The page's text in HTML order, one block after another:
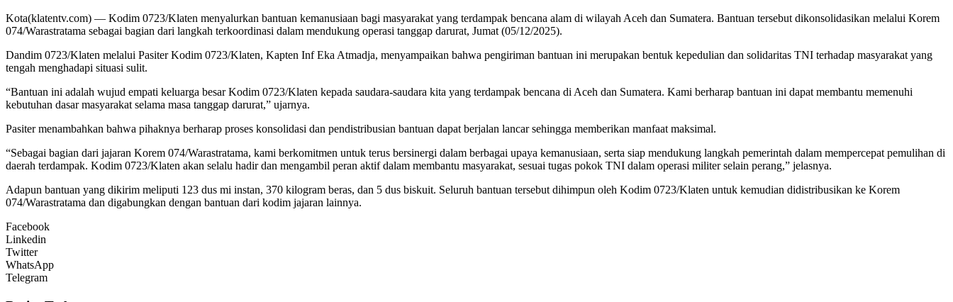
Kota(klatentv.com) — Kodim 0723/Klaten menyalurkan bantuan kemanusiaan bagi masyarakat yang terdampak bencana alam di wilayah Aceh dan Sumatera. Bantuan tersebut dikonsolidasikan melalui Korem
074/Warastratama sebagai bagian dari langkah terkoordinasi dalam mendukung operasi tanggap darurat, Jumat (05/12/2025).
Dandim 0723/Klaten melalui Pasiter Kodim 0723/Klaten, Kapten Inf Eka Atmadja, menyampaikan bahwa pengiriman bantuan ini merupakan bentuk kepedulian dan solidaritas TNI terhadap masyarakat yang
tengah menghadapi situasi sulit.
“Bantuan ini adalah wujud empati keluarga besar Kodim 0723/Klaten kepada saudara-saudara kita yang terdampak bencana di Aceh dan Sumatera. Kami berharap bantuan ini dapat membantu memenuhi
kebutuhan dasar masyarakat selama masa tanggap darurat,” ujarnya.
Pasiter menambahkan bahwa pihaknya berharap proses konsolidasi dan pendistribusian bantuan dapat berjalan lancar sehingga memberikan manfaat maksimal.
“Sebagai bagian dari jajaran Korem 074/Warastratama, kami berkomitmen untuk terus bersinergi dalam berbagai upaya kemanusiaan, serta siap mendukung langkah pemerintah dalam mempercepat pemulihan di
daerah terdampak. Kodim 0723/Klaten akan selalu hadir dan mengambil peran aktif dalam membantu masyarakat, sesuai tugas pokok TNI dalam operasi militer selain perang,” jelasnya.
Adapun bantuan yang dikirim meliputi 123 dus mi instan, 370 kilogram beras, dan 5 dus biskuit. Seluruh bantuan tersebut dihimpun oleh Kodim 0723/Klaten untuk kemudian didistribusikan ke Korem
074/Warastratama dan digabungkan dengan bantuan dari kodim jajaran lainnya.
Facebook
Linkedin
Twitter
WhatsApp
Telegram